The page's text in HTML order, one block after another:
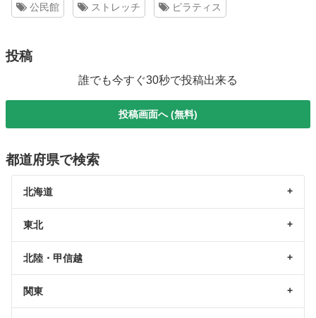
公民館 ストレッチ ピラティス
投稿
誰でも今すぐ30秒で投稿出来る
投稿画面へ (無料)
都道府県で検索
北海道
東北
北陸・甲信越
関東